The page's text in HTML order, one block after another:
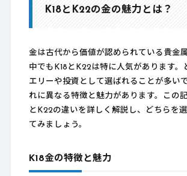
K18とK22の金の魅力とは？
金は古代から価値が認められている貴金
中でもK18とK22は特に人気があります。
エリーや投資として選ばれることが多い
れに異なる特徴と魅力があります。この
とK22の違いを詳しく解説し、どちらを
てみましょう。
K18金の特徴と魅力